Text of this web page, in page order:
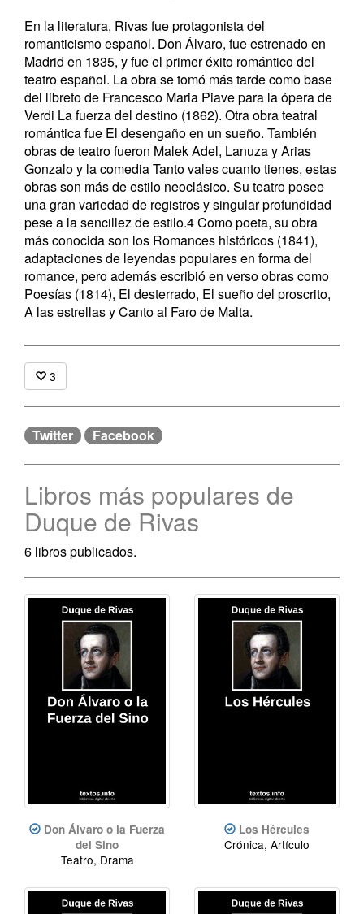
En la literatura, Rivas fue protagonista del
romanticismo español. Don Álvaro, fue estrenado en
Madrid en 1835, y fue el primer éxito romántico del
teatro español. La obra se tomó más tarde como base
del libreto de Francesco Maria Piave para la ópera de
Verdi La fuerza del destino (1862). Otra obra teatral
romántica fue El desengaño en un sueño. También
obras de teatro fueron Malek Adel, Lanuza y Arias
Gonzalo y la comedia Tanto vales cuanto tienes, estas
obras son más de estilo neoclásico. Su teatro posee
una gran variedad de registros y singular profundidad
pese a la sencillez de estilo.4​ Como poeta, su obra
más conocida son los Romances históricos (1841),
adaptaciones de leyendas populares en forma del
romance, pero además escribió en verso obras como
Poesías (1814), El desterrado, El sueño del proscrito,
A las estrellas y Canto al Faro de Malta.
3
Twitter Facebook
Libros más populares de
Duque de Rivas
6 libros publicados.
Don Álvaro o la Fuerza
del Sino
Teatro, Drama
Los Hércules
Crónica, Artículo